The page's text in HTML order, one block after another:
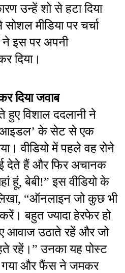
उन्हें शो से हटा दिया
मीडिया पर चर्चा
इस पर अपनी
दिया।
दिया जवाब
हुए विशाल ददलानी ने
आइडल’ के सेट से एक
वीडियो में पहले वह रोने
देते हैं और फिर अचानक
हूं, बेबी!” इस वीडियो के
“ऑनलाइन जो कुछ भी
बहुत ज्यादा हेरफेर हो
आवाज उठाते रहें और जो
रहें।” उनका यह पोस्ट
गया और फैंस ने जमकर